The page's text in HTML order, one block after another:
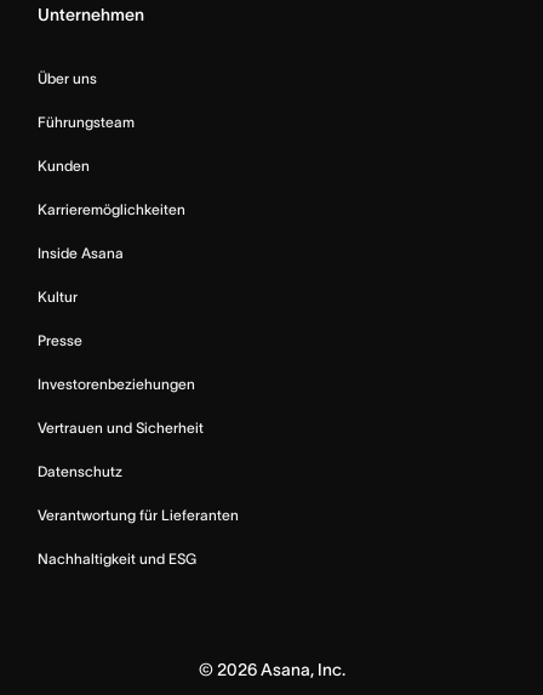
Unternehmen
Über uns
Führungsteam
Kunden
Karrieremöglichkeiten
Inside Asana
Kultur
Presse
Investorenbeziehungen
Vertrauen und Sicherheit
Datenschutz
Verantwortung für Lieferanten
Nachhaltigkeit und ESG
© 2026Asana, Inc.